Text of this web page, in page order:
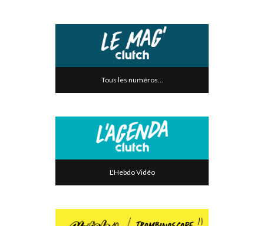
Tous les numéros...
L'Hebdo Vidéo